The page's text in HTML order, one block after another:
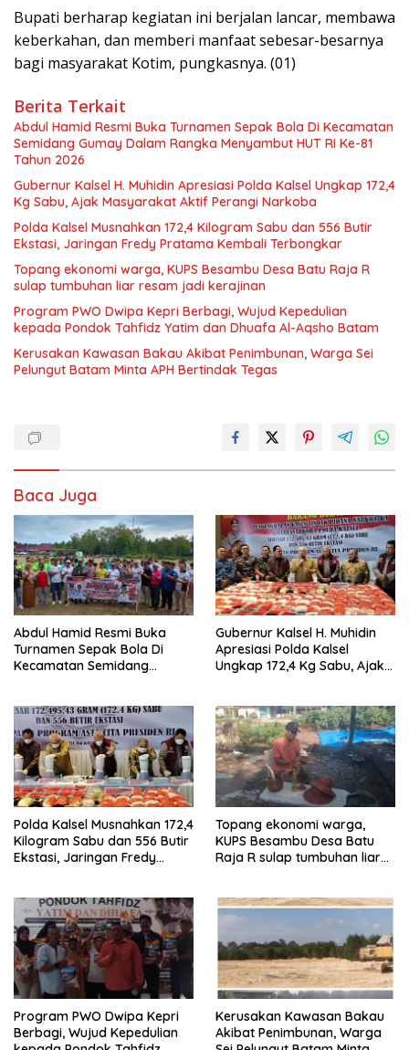
Bupati berharap kegiatan ini berjalan lancar, membawa
keberkahan, dan memberi manfaat sebesar-besarnya
bagi masyarakat Kotim, pungkasnya. (01)
Berita Terkait
Abdul Hamid Resmi Buka Turnamen Sepak Bola Di Kecamatan
Semidang Gumay Dalam Rangka Menyambut HUT RI Ke-81
Tahun 2026
Gubernur Kalsel H. Muhidin Apresiasi Polda Kalsel Ungkap 172,4
Kg Sabu, Ajak Masyarakat Aktif Perangi Narkoba
Polda Kalsel Musnahkan 172,4 Kilogram Sabu dan 556 Butir
Ekstasi, Jaringan Fredy Pratama Kembali Terbongkar
Topang ekonomi warga, KUPS Besambu Desa Batu Raja R
sulap tumbuhan liar resam jadi kerajinan
Program PWO Dwipa Kepri Berbagi, Wujud Kepedulian
kepada Pondok Tahfidz Yatim dan Dhuafa Al-Aqsho Batam
Kerusakan Kawasan Bakau Akibat Penimbunan, Warga Sei
Pelungut Batam Minta APH Bertindak Tegas
Baca Juga
Abdul Hamid Resmi Buka
Turnamen Sepak Bola Di
Kecamatan Semidang
Tahun 2026
Gubernur Kalsel H. Muhidin
Apresiasi Polda Kalsel
Ungkap 172,4 Kg Sabu, Ajak
Polda Kalsel Musnahkan 172,4
Kilogram Sabu dan 556 Butir
Ekstasi, Jaringan Fredy
Topang ekonomi warga,
KUPS Besambu Desa Batu
Raja R sulap tumbuhan liar
Program PWO Dwipa Kepri
Berbagi, Wujud Kepedulian
Kerusakan Kawasan Bakau
Akibat Penimbunan, Warga